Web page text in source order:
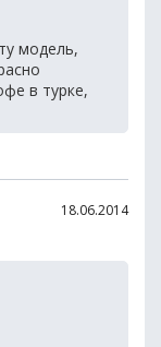
модель,
в турке,
18.06.2014